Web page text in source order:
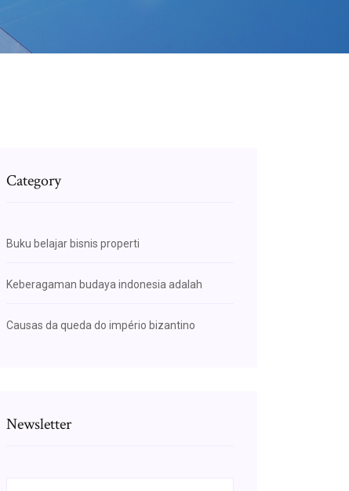
Category
Buku belajar bisnis properti
Keberagaman budaya indonesia adalah
Causas da queda do império bizantino
Newsletter